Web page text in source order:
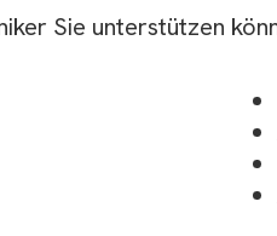
Sie unterstützen